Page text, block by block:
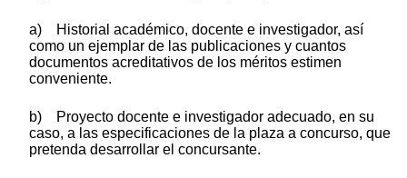
a) Historial académico, docente e investigador, así
como un ejemplar de las publicaciones y cuantos
documentos acreditativos de los méritos estimen
conveniente.
b) Proyecto docente e investigador adecuado, en su
caso, a las especificaciones de la plaza a concurso, que
pretenda desarrollar el concursante.